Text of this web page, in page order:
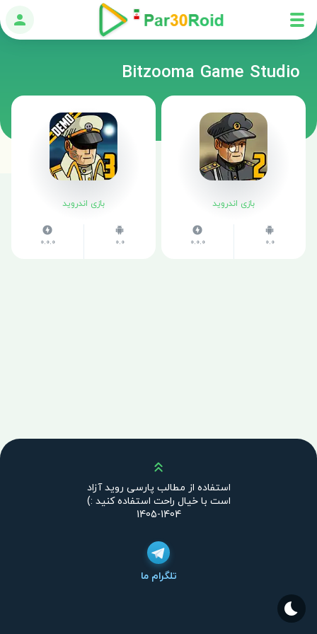
ورود
Bitzooma Game Studio
بازی اندروید
0.0
0.0.0
بازی اندروید
0.0
0.0.0
بالا
استفاده از مطالب پارسی روید آزاد
است با خیال راحت استفاده کنید :)
1404-1405
تلگرام ما